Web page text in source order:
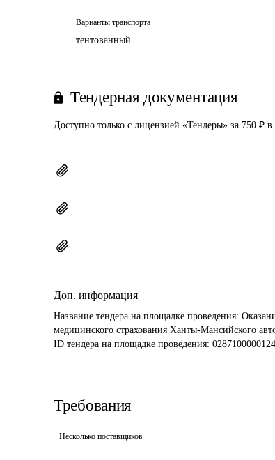
Варианты транспорта
тентованный
Тендерная документация
Доступно только с лицензией «Тендеры» за 750 ₽ в
Доп. информация
Название тендера на площадке проведения:
ID тендера на площадке проведения:
Требования
Несколько поставщиков